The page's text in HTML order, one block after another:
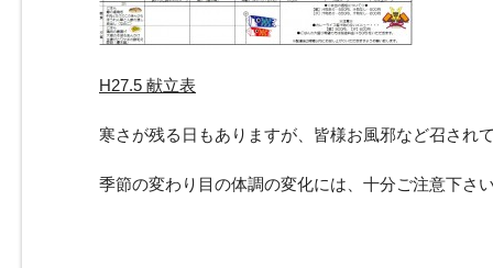
H27.5 献立表
寒さが残る日もありますが、皆様お風邪など召され
季節の変わり目の体調の変化には、十分ご注意下さ